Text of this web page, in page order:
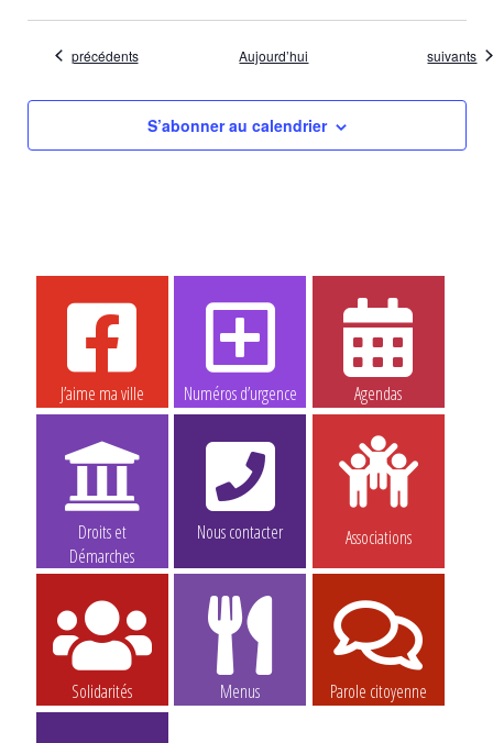
Évènements
précédents Aujourd’hui suivants
S’abonner au calendrier
J’aime ma ville Numéros d’urgence Agendas
Droits et
Démarches
Nous contacter Associations
Solidarités Menus Parole citoyenne